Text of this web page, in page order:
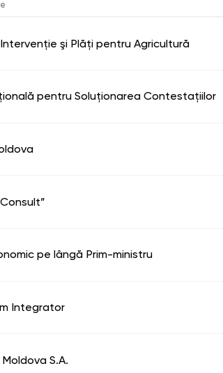
şi Plăţi pentru Agricultură
pentru Soluționarea Contestațiilor
pe lângă Prim-ministru
Integrator
S.A.